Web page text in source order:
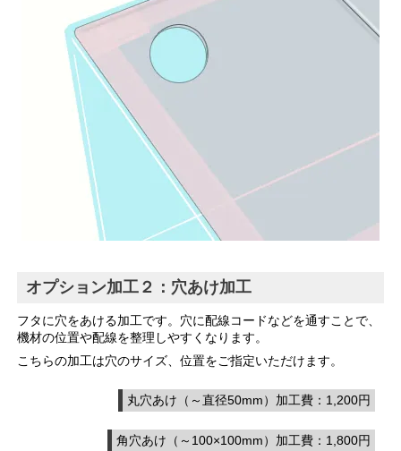
オプション加工２：穴あけ加工
フタに穴をあける加工です。穴に配線コードなどを通すことで、
機材の位置や配線を整理しやすくなります。
こちらの加工は穴のサイズ、位置をご指定いただけます。
丸穴あけ（～直径50mm）加工費：1,200円
角穴あけ（～100×100mm）加工費：1,800円